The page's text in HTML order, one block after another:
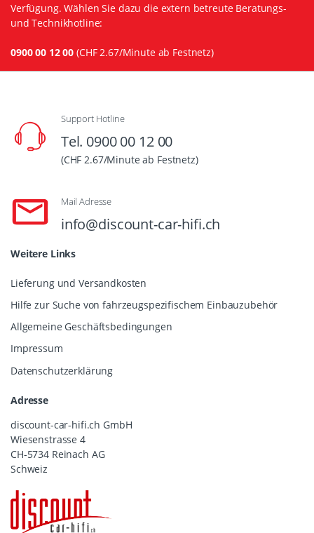
Verfügung. Wählen Sie dazu die extern betreute Beratungs-
und Technikhotline:
0900 00 12 00 (CHF 2.67/Minute ab Festnetz)
Support Hotline
Tel. 0900 00 12 00
(CHF 2.67/Minute ab Festnetz)
Mail Adresse
info@discount-car-hifi.ch
Weitere Links
Lieferung und Versandkosten
Hilfe zur Suche von fahrzeugspezifischem Einbauzubehör
Allgemeine Geschäftsbedingungen
Impressum
Datenschutzerklärung
Adresse
discount-car-hifi.ch GmbH
Wiesenstrasse 4
CH-5734 Reinach AG
Schweiz